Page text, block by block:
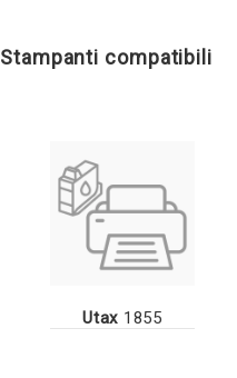
Stampanti compatibili
Utax 1855